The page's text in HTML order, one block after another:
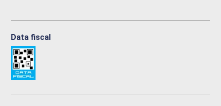
Data fiscal